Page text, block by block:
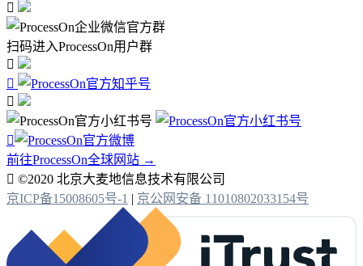

扫码进入ProcessOn用户群




前往ProcessOn全球网站 →
 ©2020 北京大麦地信息技术有限公司
京ICP备15008605号-1 | 京公网安备 11010802033154号